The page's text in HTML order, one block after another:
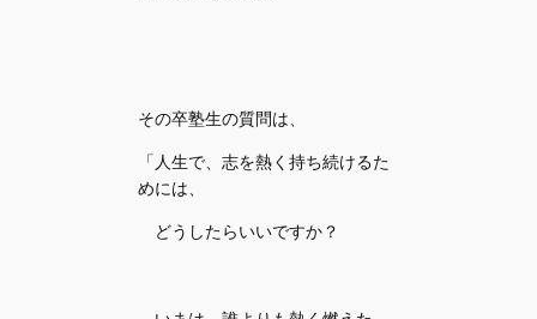
その卒塾生の質問は、
「人生で、志を熱く持ち続けるた
めには、
どうしたらいいですか？